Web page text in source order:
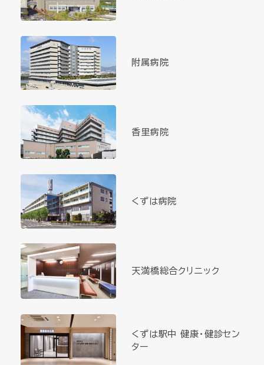
附属病院
香里病院
くずは病院
天満橋総合クリニック
くずは駅中 健康・健診セン
ター